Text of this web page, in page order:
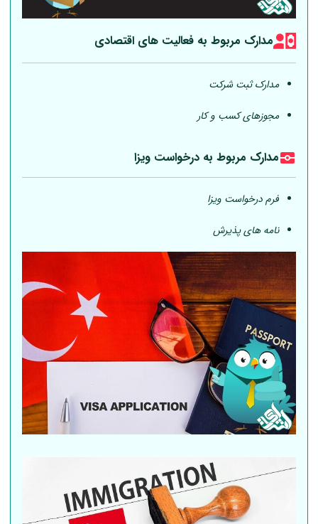
مدارک مربوط به فعالیت های اقتصادی
مدارک ثبت شرکت
مجوزهای کسب و کار
مدارک مربوط به درخواست ویزا
فرم درخواست ویزا
نامه های پذیرش